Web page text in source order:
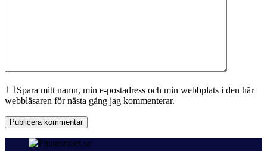
Spara mitt namn, min e-postadress och min webbplats i den här
webbläsaren för nästa gång jag kommenterar.
Publicera kommentar